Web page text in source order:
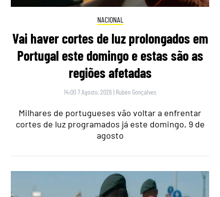
NACIONAL
Vai haver cortes de luz prolongados em
Portugal este domingo e estas são as
regiões afetadas
14:00 7 Agosto, 2026 | Rubén Gonçalves
Milhares de portugueses vão voltar a enfrentar
cortes de luz programados já este domingo, 9 de
agosto